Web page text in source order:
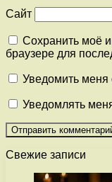
Сайт
Сохранить моё
браузере для
Уведомить меня
Уведомлять
Свежие записи